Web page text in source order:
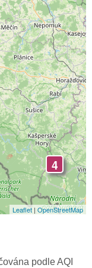
4
Leaflet | OpenStreetMap
podle AQI